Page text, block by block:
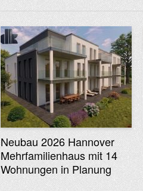
Neubau 2026 Hannover
Mehrfamilienhaus mit 14
Wohnungen in Planung